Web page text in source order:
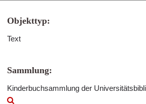
Objekttyp:
Text
Sammlung:
Kinderbuchsammlung der